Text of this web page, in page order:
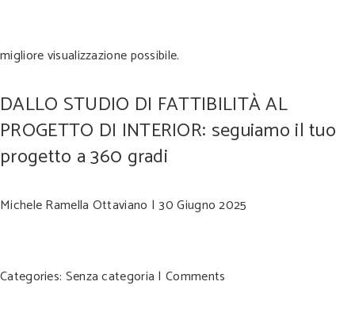
migliore visualizzazione possibile.
DALLO STUDIO DI FATTIBILITÀ AL
PROGETTO DI INTERIOR: seguiamo il tuo
progetto a 360 gradi
Michele Ramella Ottaviano |30 Giugno 2025
Categories: Senza categoria | Comments